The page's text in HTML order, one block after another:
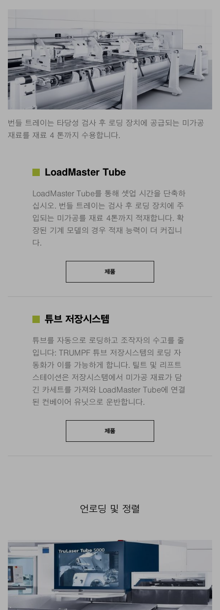
번들 트레이는 타당성 검사 후 로딩 장치에 공급되는 미가공
재료를 재료 4 톤까지 수용합니다.
LoadMaster Tube
LoadMaster Tube를 통해 셋업 시간을 단축하
십시오. 번들 트레이는 검사 후 로딩 장치에 주
입되는 미가공를 재료 4톤까지 적재합니다. 확
장된 기계 모델의 경우 적재 능력이 더 커집니
다.
제품
튜브 저장시스템
튜브를 자동으로 로딩하고 조작자의 수고를 줄
입니다: TRUMPF 튜브 저장시스템의 로딩 자
동화가 이를 가능하게 합니다. 틸트 및 리프트
스테이션은 저장시스템에서 미가공 재료가 담
긴 카세트를 가져와 LoadMaster Tube에 연결
된 컨베이어 유닛으로 운반합니다.
제품
언로딩 및 정렬